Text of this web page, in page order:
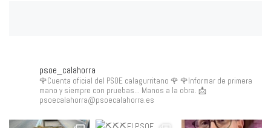
psoe_calahorra
🌹Cuenta oficial del PSOE calagurritano 🌹 🌹Informar de primera
mano y siempre con pruebas... Manos a la obra. 📩
psoecalahorra@psoecalahorra.es